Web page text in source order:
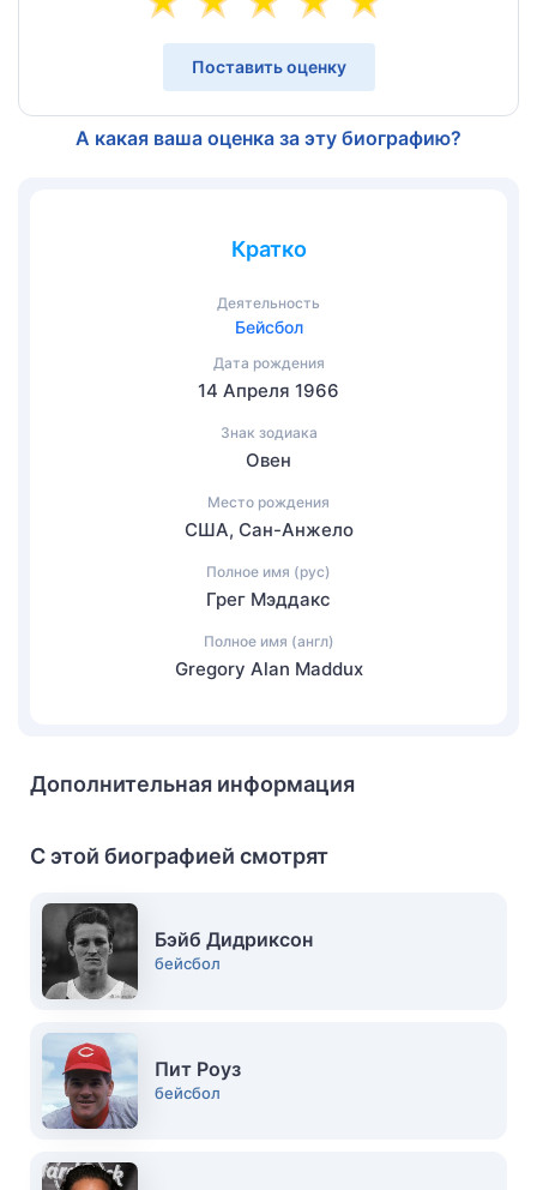
Поставить оценку
А какая ваша оценка за эту биографию?
Кратко
Деятельность
Бейсбол
Дата рождения
14 Апреля 1966
Знак зодиака
Овен
Место рождения
США, Сан-Анжело
Полное имя (рус)
Грег Мэддакс
Полное имя (англ)
Gregory Alan Maddux
Дополнительная информация
С этой биографией смотрят
Бэйб Дидриксон
бейсбол
Пит Роуз
бейсбол